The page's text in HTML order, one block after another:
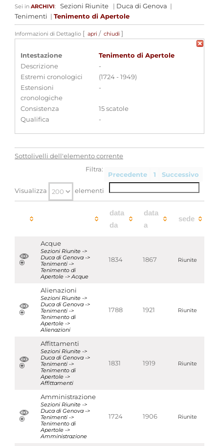
Sei in ARCHIVI: Sezioni Riunite | Duca di Genova |
Tenimenti | Tenimento di Apertole
Informazioni di Dettaglio [ apri / chiudi ]
Intestazione
Tenimento di Apertole
Descrizione
-
Estremi cronologici
(1724 - 1949)
Estensioni
cronologiche
-
Consistenza
15 scatole
Qualifica
-
Sottolivelli dell'elemento corrente
Precedente 1 Successivo
Visualizza elementi
Filtra:
data
da
data
a
sede
Acque
Sezioni Riunite ->
Duca di Genova ->
Tenimenti ->
Tenimento di
Apertole -> Acque
1834 1867 Riunite
Alienazioni
Sezioni Riunite ->
Duca di Genova ->
Tenimenti ->
Tenimento di
Apertole ->
Alienazioni
1788 1921 Riunite
Affittamenti
Sezioni Riunite ->
Duca di Genova ->
Tenimenti ->
Tenimento di
Apertole ->
Affittamenti
1831 1919 Riunite
Amministrazione
Sezioni Riunite ->
Duca di Genova ->
Tenimenti ->
Tenimento di
Apertole ->
Amministrazione
1724 1906 Riunite